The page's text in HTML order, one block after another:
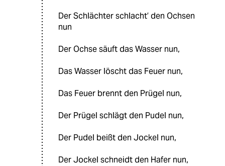
Der Schlächter schlacht’ den Ochsen
nun
Der Ochse säuft das Wasser nun,
Das Wasser löscht das Feuer nun,
Das Feuer brennt den Prügel nun,
Der Prügel schlägt den Pudel nun,
Der Pudel beißt den Jockel nun,
Der Jockel schneidt den Hafer nun,